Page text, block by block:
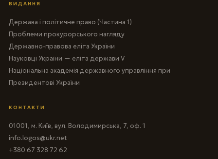
ВИДАННЯ
Держава і політичне право (Частина 1)
Проблеми прокурорського нагляду
Державно-правова еліта України
Науковці України — еліта держави V
Національна академія державного управління при
Президентові України
КОНТАКТИ
01001, м. Київ, вул. Володимирська, 7, оф. 1
info.logos@ukr.net
+380 67 328 72 62